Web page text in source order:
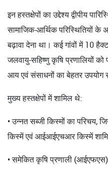
इन हस्तक्षेपों का उद्देश्य द्वीपीय
सामाजिक-आर्थिक परिस्थितियों के
बढ़ावा देना था। कई गांवों में 10
जलवायु-सहिष्णु कृषि प्रणालियों को
आय एवं संसाधनों का बेहतर उपयोग
मुख्य हस्तक्षेपों में शामिल थे:
• उन्नत सब्जी किस्मों का परिचय,
किस्में एवं आईआईएचआर किस्में
• समेकित कृषि प्रणाली (आईएफएस)